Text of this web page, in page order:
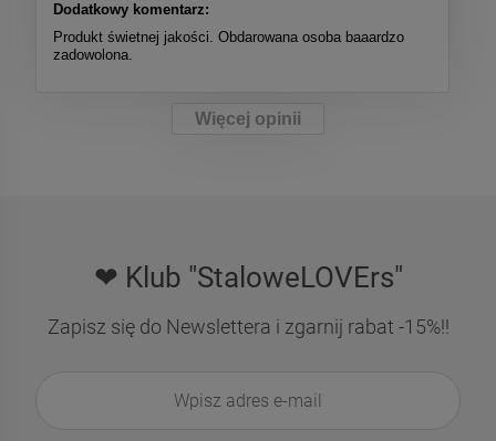
Dodatkowy komentarz:
Produkt świetnej jakości. Obdarowana osoba baaardzo
zadowolona.
Więcej opinii
❤ Klub "StaloweLOVErs"
Zapisz się do Newslettera i zgarnij rabat -15%!!